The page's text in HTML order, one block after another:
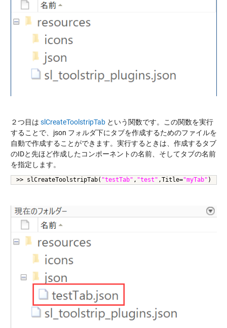
２つ目は slCreateToolstripTabという関数です。この関数を実行
することで、json フォルダ下にタブを作成するためのファイルを
自動で作成することができます。実行するときは、作成するタブ
のIDと先ほど作成したコンポーネントの名前、そしてタブの名前
を指定します。
>> slCreateToolstripTab( "testTab" , "test" ,Title="myTab" )